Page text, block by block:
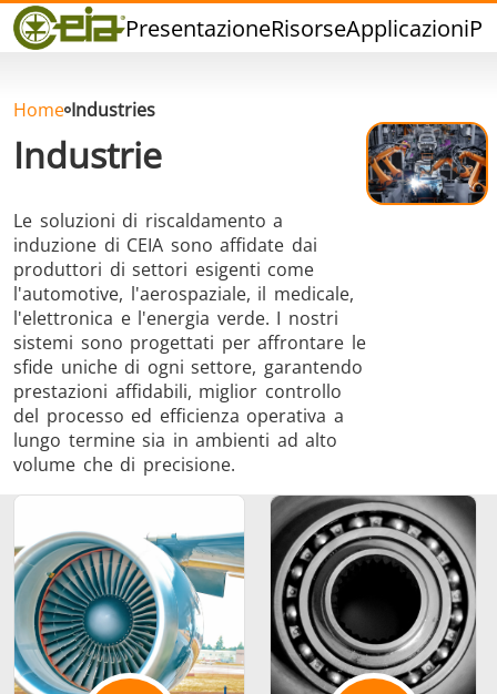
PresentazioneRisorseApplicazioni
Qualità
Eventi
FAQ
Brasatura ad
Induzione
Saldatura a
stagno
Brasatura
Alluminio
Cap Sealing
caldo
Calettamento a
Home Industries
Industrie
Le soluzioni di riscaldamento a
induzione di CEIA sono affidate dai
produttori di settori esigenti come
l'automotive, l'aerospaziale, il medicale,
l'elettronica e l'energia verde. I nostri
sistemi sono progettati per affrontare le
sfide uniche di ogni settore, garantendo
prestazioni affidabili, miglior controllo
del processo ed efficienza operativa a
lungo termine sia in ambienti ad alto
volume che di precisione.